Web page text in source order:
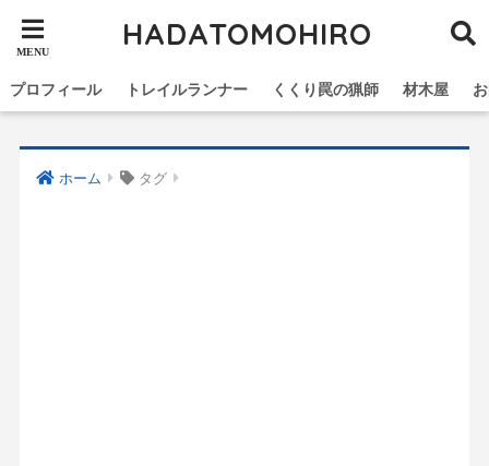
HADATOMOHIRO
プロフィール トレイルランナー くくり罠の猟師 材木屋
ホーム タグ